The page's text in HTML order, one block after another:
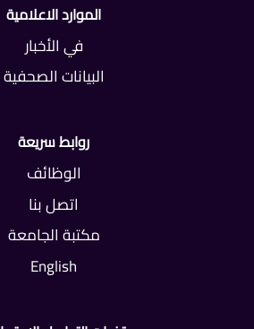
الموارد الاعلامية
في الأخبار
البيانات الصحفية
روابط سريعة
الوظائف
اتصل بنا
مكتبة الجامعة
English